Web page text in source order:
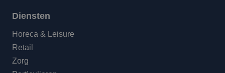
Diensten
Horeca & Leisure
Retail
Zorg